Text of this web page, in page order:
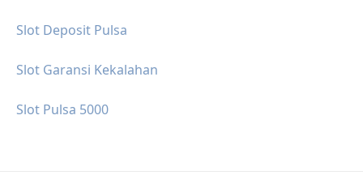
Slot Deposit Pulsa
Slot Garansi Kekalahan
Slot Pulsa 5000